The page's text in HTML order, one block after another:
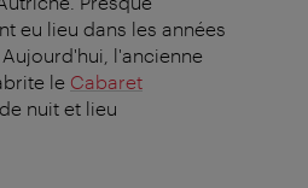
eu lieu dans les années
l'ancienne
le Cabaret
de nuit et lieu